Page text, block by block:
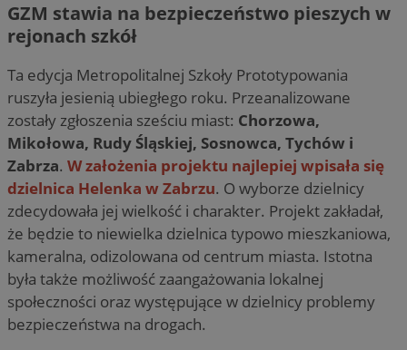
GZM stawia na bezpieczeństwo pieszych w
rejonach szkół
Ta edycja Metropolitalnej Szkoły Prototypowania
ruszyła jesienią ubiegłego roku. Przeanalizowane
zostały zgłoszenia sześciu miast: Chorzowa,
Mikołowa, Rudy Śląskiej, Sosnowca, Tychów i
Zabrza. W założenia projektu najlepiej wpisała się
dzielnica Helenka w Zabrzu. O wyborze dzielnicy
zdecydowała jej wielkość i charakter. Projekt zakładał,
że będzie to niewielka dzielnica typowo mieszkaniowa,
kameralna, odizolowana od centrum miasta. Istotna
była także możliwość zaangażowania lokalnej
społeczności oraz występujące w dzielnicy problemy
bezpieczeństwa na drogach.